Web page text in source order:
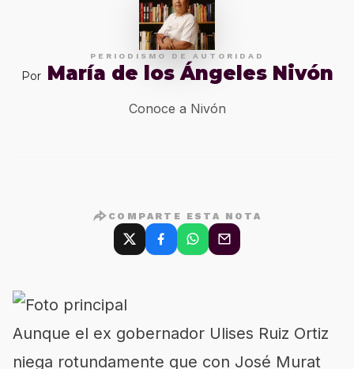
PERIODISMO DE AUTORIDAD
Por María de los Ángeles Nivón
Conoce a Nivón
COMPARTE ESTA NOTA
Aunque el ex gobernador Ulises Ruiz Ortiz
niega rotundamente que con José Murat